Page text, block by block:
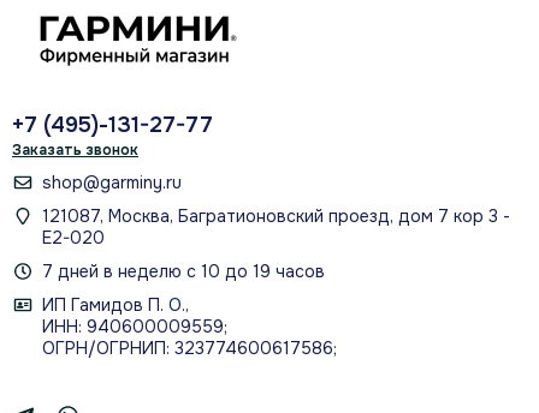
+7 (495)-131-27-77
Заказать звонок
shop@garminy.ru
121087, Москва, Багратионовский проезд, дом 7 кор 3 -
Е2-020
7 дней в неделю с 10 до 19 часов
ИП Гамидов П. О.,
ИНН: 940600009559;
ОГРН/ОГРНИП: 323774600617586;